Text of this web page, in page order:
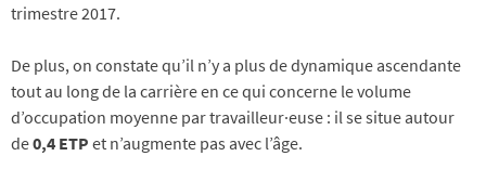
trimestre 2017.
De plus, on constate qu’il n’y a plus de dynamique ascendante
tout au long de la carrière en ce qui concerne le volume
d’occupation moyenne par travailleur·euse : il se situe autour
de0,4 ETP et n’augmente pas avec l’âge.